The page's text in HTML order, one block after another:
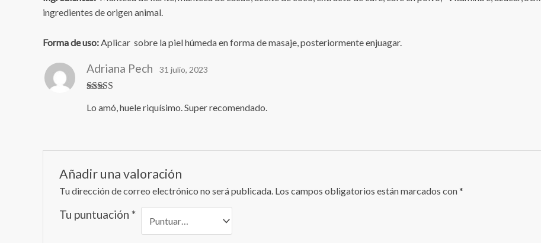
ingredientes de origen animal.
Forma de uso: Aplicar sobre la piel húmeda en forma de masaje, posteriormente enjuagar.
5de 5
Adriana Pech 31 julio, 2023
Lo amó, huele riquísimo. Super recomendado.
Añadir una valoración
Tu dirección de correo electrónico no será publicada. Los campos obligatorios están marcados con*
Tu puntuación *